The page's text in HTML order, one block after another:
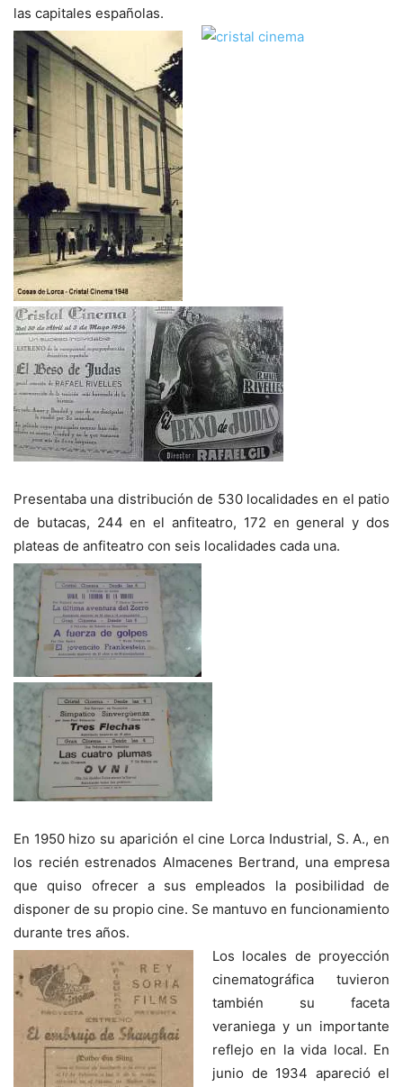
las capitales españolas.
Presentaba una distribución de 530 localidades en el patio
de butacas, 244 en el anfiteatro, 172 en general y dos
plateas de anfiteatro con seis localidades cada una.
En 1950 hizo su aparición el cine Lorca Industrial, S. A., en
los recién estrenados Almacenes Bertrand, una empresa
que quiso ofrecer a sus empleados la posibilidad de
disponer de su propio cine. Se mantuvo en funcionamiento
durante tres años.
Los locales de proyección
cinematográfica tuvieron
también su faceta
veraniega y un importante
reflejo en la vida local. En
junio de 1934 apareció el